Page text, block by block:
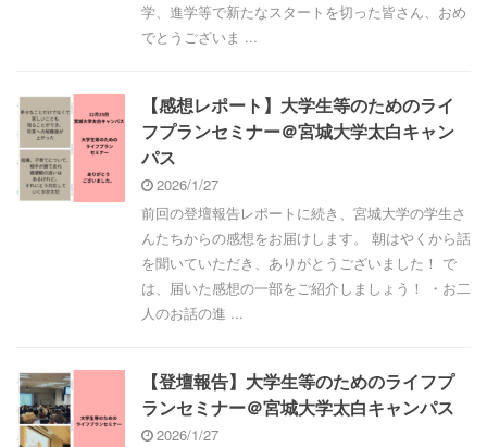
学、進学等で新たなスタートを切った皆さん、おめ
でとうございま ...
【感想レポート】大学生等のためのライ
フプランセミナー＠宮城大学太白キャン
パス
2026/1/27
前回の登壇報告レポートに続き、宮城大学の学生さ
んたちからの感想をお届けします。 朝はやくから話
を聞いていただき、ありがとうございました！ で
は、届いた感想の一部をご紹介しましょう！ ・お二
人のお話の進 ...
【登壇報告】大学生等のためのライフプ
ランセミナー＠宮城大学太白キャンパス
2026/1/27